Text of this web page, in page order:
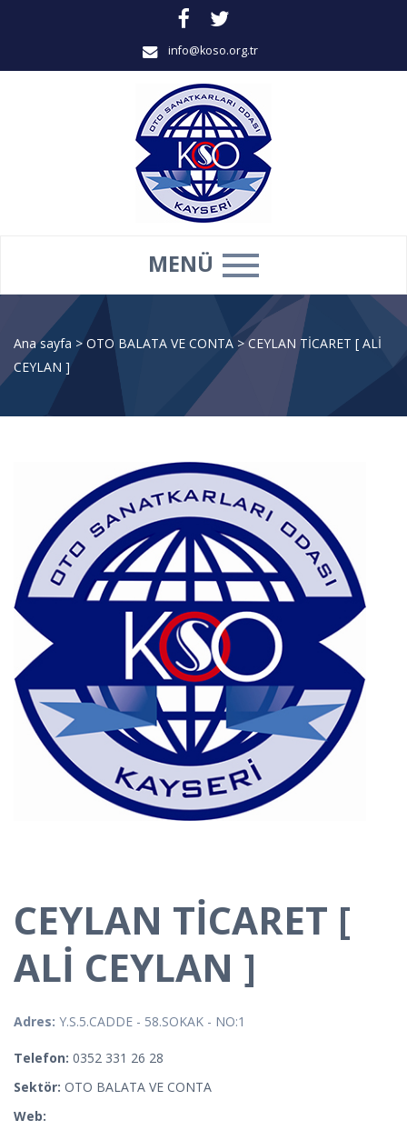
info@koso.org.tr
MENÜ
Ana sayfa > OTO BALATA VE CONTA >CEYLAN TİCARET [ ALİ
CEYLAN ]
CEYLAN TİCARET [
ALİ CEYLAN ]
Adres: Y.S.5.CADDE - 58.SOKAK - NO:1
Telefon: 0352 331 26 28
Sektör: OTO BALATA VE CONTA
Web: